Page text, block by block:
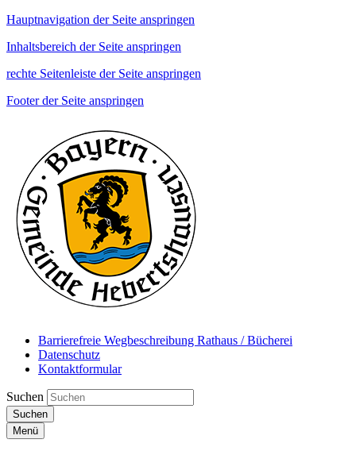
Hauptnavigation der Seite anspringen
Inhaltsbereich der Seite anspringen
rechte Seitenleiste der Seite anspringen
Footer der Seite anspringen
Barrierefreie Wegbeschreibung Rathaus / Bücherei
Datenschutz
Kontaktformular
Suchen
Suchen
Menü